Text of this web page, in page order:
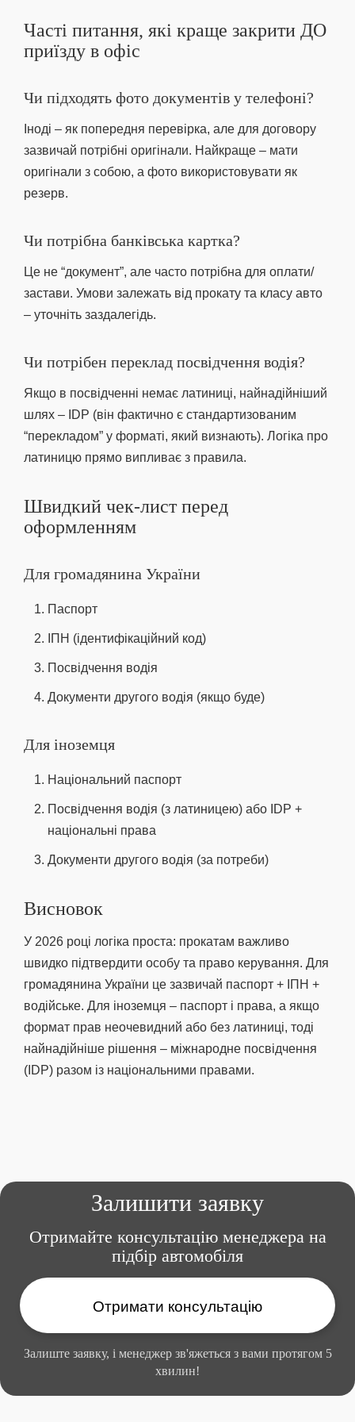
Часті питання, які краще закрити ДО
приїзду в офіс
Чи підходять фото документів у телефоні?
Іноді – як попередня перевірка, але для договору
зазвичай потрібні оригінали. Найкраще – мати
оригінали з собою, а фото використовувати як
резерв.
Чи потрібна банківська картка?
Це не “документ”, але часто потрібна для оплати/
застави. Умови залежать від прокату та класу авто
– уточніть заздалегідь.
Чи потрібен переклад посвідчення водія?
Якщо в посвідченні немає латиниці, найнадійніший
шлях – IDP (він фактично є стандартизованим
“перекладом” у форматі, який визнають). Логіка про
латиницю прямо випливає з правила.
Швидкий чек-лист перед
оформленням
Для громадянина України
Паспорт
ІПН (ідентифікаційний код)
Посвідчення водія
Документи другого водія (якщо буде)
Для іноземця
Національний паспорт
Посвідчення водія (з латиницею) або IDP +
національні права
Документи другого водія (за потреби)
Висновок
У 2026 році логіка проста: прокатам важливо
швидко підтвердити особу та право керування. Для
громадянина України це зазвичай паспорт + ІПН +
водійське. Для іноземця – паспорт і права, а якщо
формат прав неочевидний або без латиниці, тоді
найнадійніше рішення – міжнародне посвідчення
(IDP) разом із національними правами.
Залишити заявку
Отримайте консультацію менеджера на
підбір автомобіля
Отримати консультацію
Залиште заявку, і менеджер зв'яжеться з вами протягом 5
хвилин!